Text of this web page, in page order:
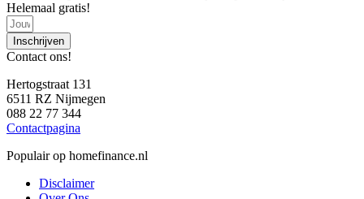
Helemaal gratis!
Inschrijven
Contact ons!
Hertogstraat 131
6511 RZ Nijmegen
088 22 77 344
Contactpagina
Populair op homefinance.nl
Disclaimer